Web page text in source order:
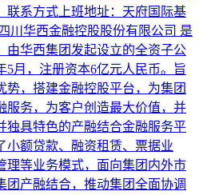
联系方式上班地址：天府国际基
川华西金融控股股份有限公司 是
由华西集团发起设立的全资子公
5月，注册资本6亿元人民币。旨
势，搭建金融控股平台，为集团
服务，为客户创造最大价值，并
独具特色的产融结合金融服务平
小额贷款、融资租赁、票据业
理等业务模式，面向集团内外市
团产融结合，推动集团全面协调